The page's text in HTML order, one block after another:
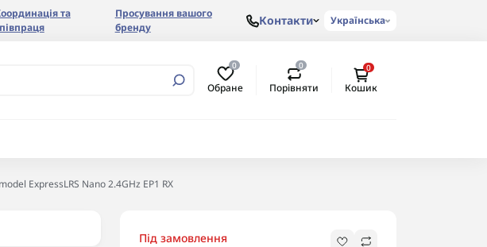
та
Просування вашого
бренду
Контакти Українська
0
Обране
0
Порівняти
0
Кошик
ExpressLRS Nano 2.4GHz EP1 RX
Під замовлення